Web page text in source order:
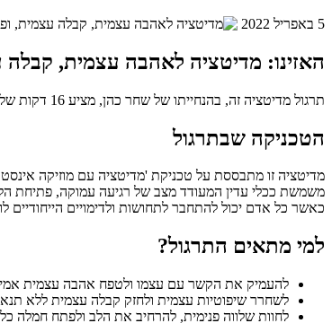
5 באפריל 2022
האזינו: מדיטציה לאהבה עצמית,
תרגול מדיטציה זה, בהנחייתו של שחר כהן, מציע 16 דקות של מסע פנימי עמוק לפיתוח אהבה עצמית, קבלה וחיבור לאהבה ללא תנאי באמצעות מוזיקה אינסטרומנטלית מרגיעה.
הטכניקה שבתרגול
משמשת ככלי עדין המעודד מצב של רגיעה עמוקה, פתיחת הלב
כאשר כל אדם יכול להתחבר לתחושות ולדימויים הייחודיים
למי מתאים התרגול?
להעמיק את הקשר עם עצמו ולטפח אהבה עצמית
לשחרר שיפוטיות עצמית ולחזק קבלה עצמית ללא
לחוות שלווה פנימית, להרחיב את הלב ולפתח חמלה